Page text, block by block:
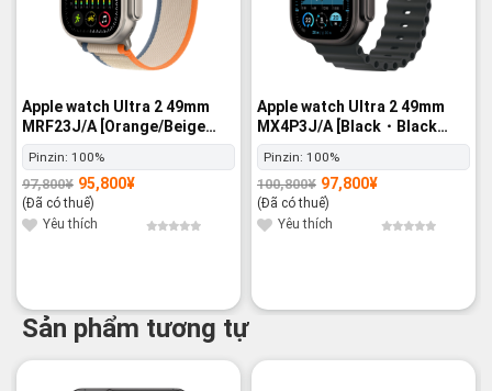
Apple watch Ultra 2 49mm
MRF23J/A [Orange/Beige
Trail Loop M/L] GPS+Cellular
- Nguyên hộp
Pinzin: 100%
97,800¥
Giá
gốc
là:
97,800¥.
95,800¥
Giá
hiện
tại
là:
95,800¥.
(Đã có thuế)
Yêu thích
Apple watch Ultra 2 49mm
MX4P3J/A [Black・Black
Ocean Band] GPS+Cellular -
Nguyên hộp
Pinzin: 100%
100,800¥
Giá
gốc
là:
100,800¥.
97,800¥
Giá
hiện
tại
là:
97,800¥.
(Đã có thuế)
Yêu thích
Sản phẩm tương tự